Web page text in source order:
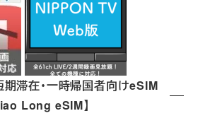
期滞在・一時帰国者向けeSIM
Long eSIM】